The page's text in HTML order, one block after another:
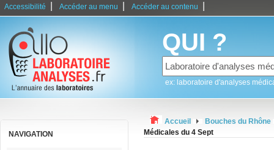
Accessibilité Accéder au menu Accéder au contenu
QUI ?
ex: laboratoire d'analyses
NAVIGATION
Accueil
Bouches du Rhône
Médicales du 4 Sept